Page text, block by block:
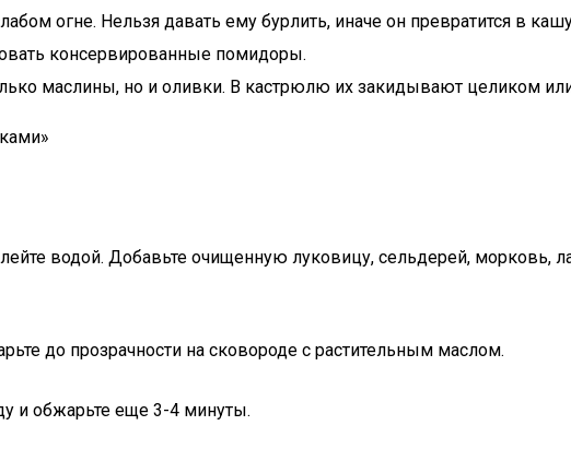
огне. Нельзя давать ему бурлить, иначе он превратится в
консервированные помидоры.
маслины, но и оливки. В кастрюлю их закидывают целиком
водой. Добавьте очищенную луковицу, сельдерей, морковь,
до прозрачности на сковороде с растительным маслом.
и обжарьте еще 3-4 минуты.